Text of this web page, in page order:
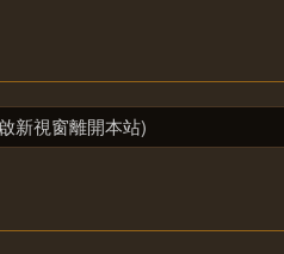
新視窗離開本站)